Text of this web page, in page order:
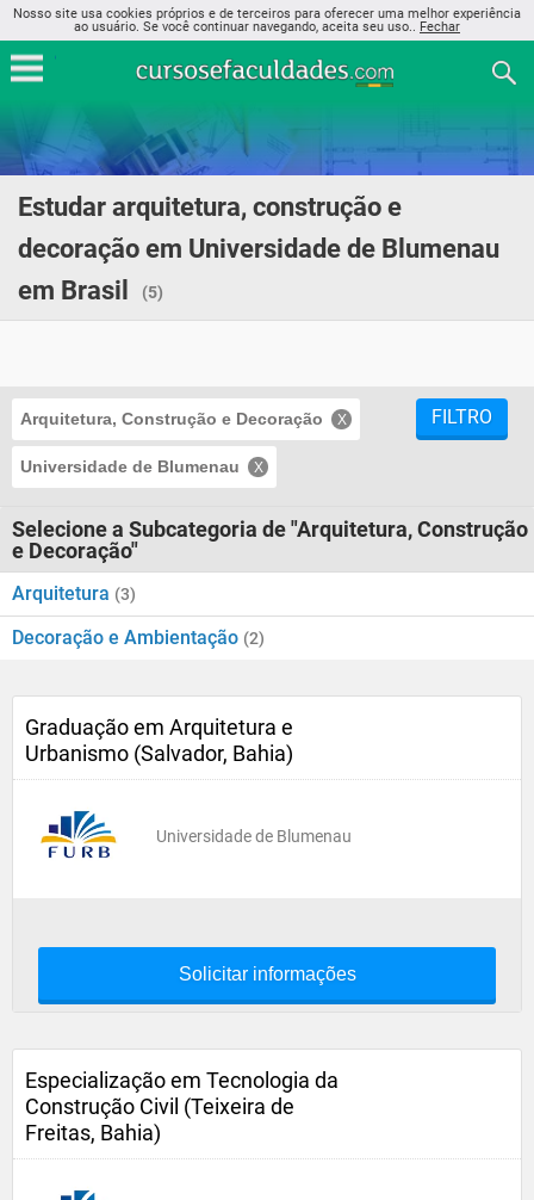
Nosso site usa cookies próprios e de terceiros para oferecer uma melhor experiência
ao usuário. Se você continuar navegando, aceita seu uso.. Fechar
Estudar arquitetura, construção e
decoração em Universidade de Blumenau
em Brasil
(5)
Arquitetura, Construção e Decoração
Universidade de Blumenau
FILTRO
Selecione a Subcategoria de "Arquitetura, Construção
e Decoração"
Arquitetura (3)
Decoração e Ambientação (2)
Graduação em Arquitetura e
Urbanismo (Salvador, Bahia)
Universidade de Blumenau
Solicitar informações
Especialização em Tecnologia da
Construção Civil (Teixeira de
Freitas, Bahia)